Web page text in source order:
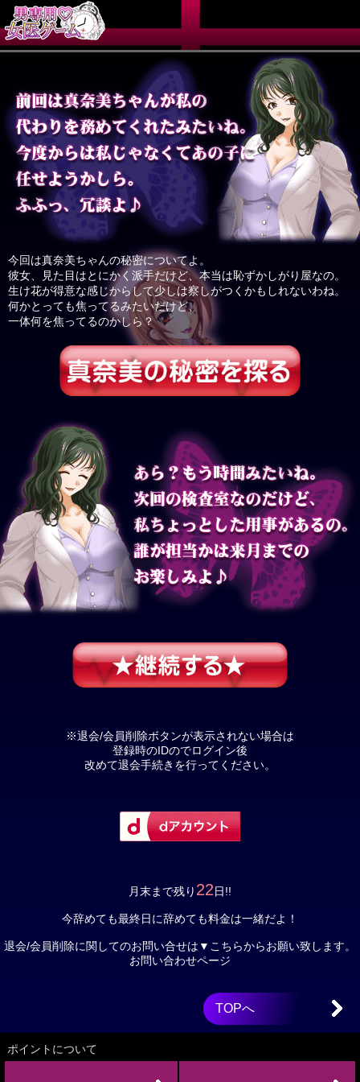
今回は真奈美ちゃんの秘密についてよ。
彼女、見た目はとにかく派手だけど、本当は恥ずかしがり屋なの。
生け花が得意な感じからして少しは察しがつくかもしれないわね。
何かとっても焦ってるみたいだけど、
一体何を焦ってるのかしら？
※退会/会員削除ボタンが表示されない場合は
登録時のIDのでログイン後
改めて退会手続きを行ってください。
月末まで残り 22日!!
今辞めても最終日に辞めても料金は一緒だよ！
退会/会員削除に関してのお問い合せは▼こちらからお願い致します。
お問い合わせページ
TOPへ
ポイントについて